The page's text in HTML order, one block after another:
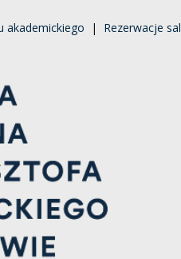
akademickiego | Rezerwacje sal